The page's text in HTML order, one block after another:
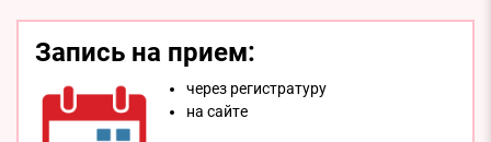
Запись на прием:
через регистратуру
на сайтe